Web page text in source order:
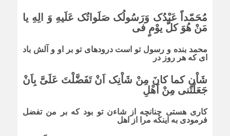
مُحَمّداً عَبْدُک وَرَسُولُک صَلَواتُک عَلَیهِ وَ الِهِ یا
مَنْ هُوَ کلَّ یوْمٍ فى
محمد بنده و رسول تو است درودهاى تو بر او و آلش باد
اى که هر روز در
شَاْنٍ کما کانَ مِنْ شَاْنِک اَنْ تَفَضَّلْتَ عَلَىَّ بِاَنْ
جَعَلْتَنى مِنْ اَهْلِ
کارى هستى چنانچه از شاءن تو بود که بر من تفضل
فرمودى به اینکه مرا از اهل